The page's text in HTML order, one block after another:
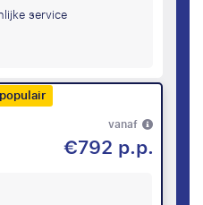
service
vanaf
€792 p.p.